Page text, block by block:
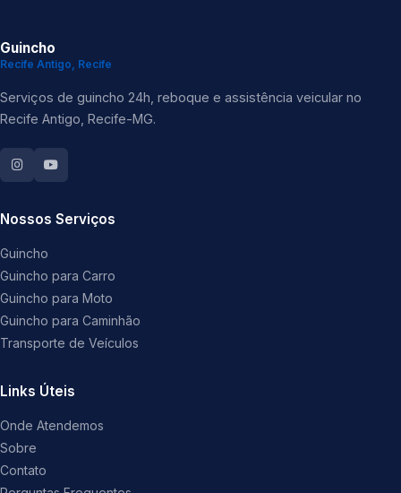
Guincho
Recife Antigo, Recife
Serviços de guincho 24h, reboque e assistência veicular no
Recife Antigo, Recife-MG.
Nossos Serviços
Guincho
Guincho para Carro
Guincho para Moto
Guincho para Caminhão
Transporte de Veículos
Links Úteis
Onde Atendemos
Sobre
Contato